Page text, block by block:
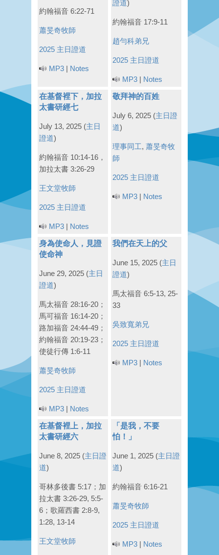
約翰福音 6:22-71
蕭旻奇牧師
2025 主日證道
MP3 | Notes
證道)
約翰福音 17:9-11
趙勻科弟兄
2025 主日證道
MP3 | Notes
在基督裡下，加拉
太書研經七
July 13, 2025 (主日
證道)
約翰福音 10:14-16，
加拉太書 3:26-29
王文堂牧師
2025 主日證道
MP3 | Notes
敬拜神的百姓
July 6, 2025 (主日證
道)
理事同工, 蕭旻奇牧
師
2025 主日證道
MP3 | Notes
身為使命人，見證
使命神
June 29, 2025 (主日
證道)
馬太福音 28:16-20；
馬可福音 16:14-20；
路加福音 24:44-49；
約翰福音 20:19-23；
使徒行傳 1:6-11
蕭旻奇牧師
2025 主日證道
MP3 | Notes
我們在天上的父
June 15, 2025 (主日
證道)
馬太福音 6:5-13, 25-
33
吳致寬弟兄
2025 主日證道
MP3 | Notes
在基督裡上，加拉
太書研經六
June 8, 2025 (主日證
道)
哥林多後書 5:17；加
拉太書 3:26-29, 5:5-
6；歌羅西書 2:8-9,
1:28, 13-14
王文堂牧師
「是我，不要
怕！」
June 1, 2025 (主日證
道)
約翰福音 6:16-21
蕭旻奇牧師
2025 主日證道
MP3 | Notes